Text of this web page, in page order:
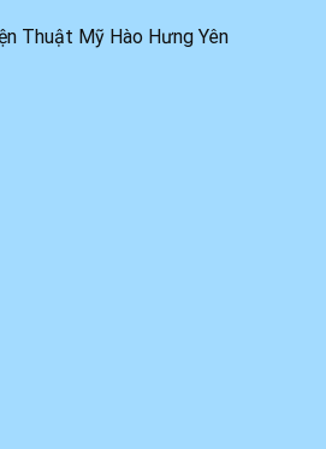
Thuật Mỹ Hào Hưng Yên